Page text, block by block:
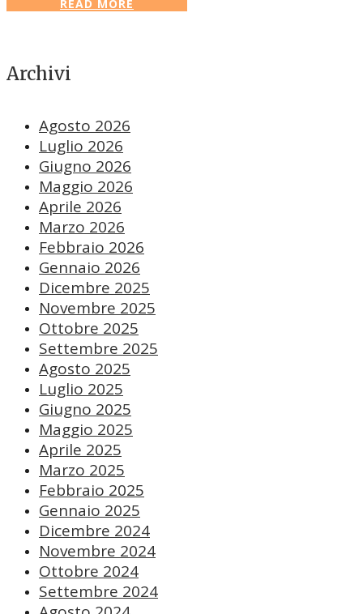
READ MORE
Archivi
Agosto 2026
Luglio 2026
Giugno 2026
Maggio 2026
Aprile 2026
Marzo 2026
Febbraio 2026
Gennaio 2026
Dicembre 2025
Novembre 2025
Ottobre 2025
Settembre 2025
Agosto 2025
Luglio 2025
Giugno 2025
Maggio 2025
Aprile 2025
Marzo 2025
Febbraio 2025
Gennaio 2025
Dicembre 2024
Novembre 2024
Ottobre 2024
Settembre 2024